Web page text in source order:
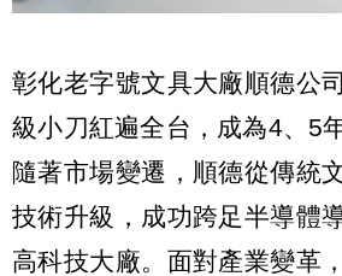
彰化老字號文具大廠順德公
級小刀紅遍全台，成為4、5
隨著市場變遷，順德從傳統
技術升級，成功跨足半導體
高科技大廠。面對產業變革